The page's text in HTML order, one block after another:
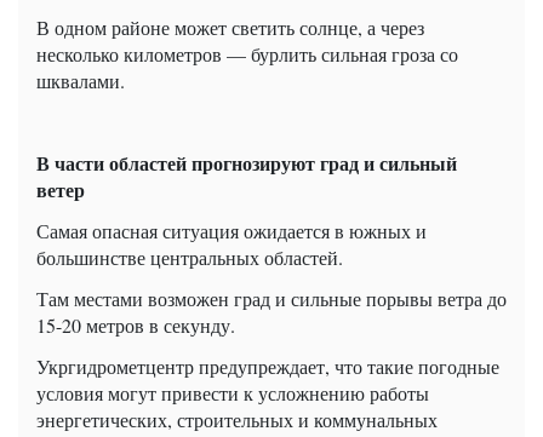
В одном районе может светить солнце, а через
несколько километров — бурлить сильная гроза со
шквалами.
В части областей прогнозируют град и сильный
ветер
Самая опасная ситуация ожидается в южных и
большинстве центральных областей.
Там местами возможен град и сильные порывы ветра до
15-20 метров в секунду.
Укргидрометцентр предупреждает, что такие погодные
условия могут привести к усложнению работы
энергетических, строительных и коммунальных